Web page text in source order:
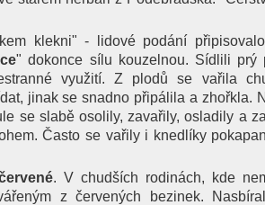
klekni" - lidové podání
" dokonce sílu kouzelnou. Sídlili prý
využití. Z plodů se vařila
jinak se snadno připálila a zhořkla.
se slabě osolily, zavařily, osladily a
Často se vařily i knedlíky
. V chudších rodinách, kde
z červených bezinek.